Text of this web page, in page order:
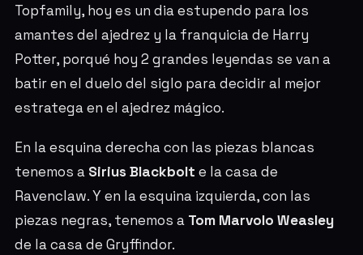
Topfamily, hoy es un dia estupendo para los
amantes del ajedrez y la franquicia de Harry
Potter, porqué hoy 2 grandes leyendas se van a
batir en el duelo del siglo para decidir al mejor
estratega en el ajedrez mágico.
En la esquina derecha con las piezas blancas
tenemos a Sirius Blackbolt e la casa de
Ravenclaw. Y en la esquina izquierda, con las
piezas negras, tenemos a Tom Marvolo Weasley
de la casa de Gryffindor.